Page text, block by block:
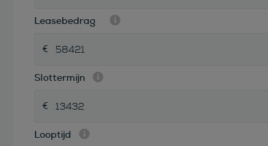
Leasebedrag
Slottermijn
Looptijd